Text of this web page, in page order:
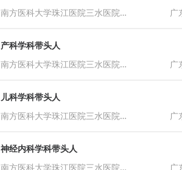
南方医科大学珠江医院三水医院（佛山市三水区人民医院） 广
产科学科带头人
南方医科大学珠江医院三水医院（佛山市三水区人民医院） 广
儿科学科带头人
南方医科大学珠江医院三水医院（佛山市三水区人民医院） 广
神经内科学科带头人
南方医科大学珠江医院三水医院（佛山市三水区人民医院） 广